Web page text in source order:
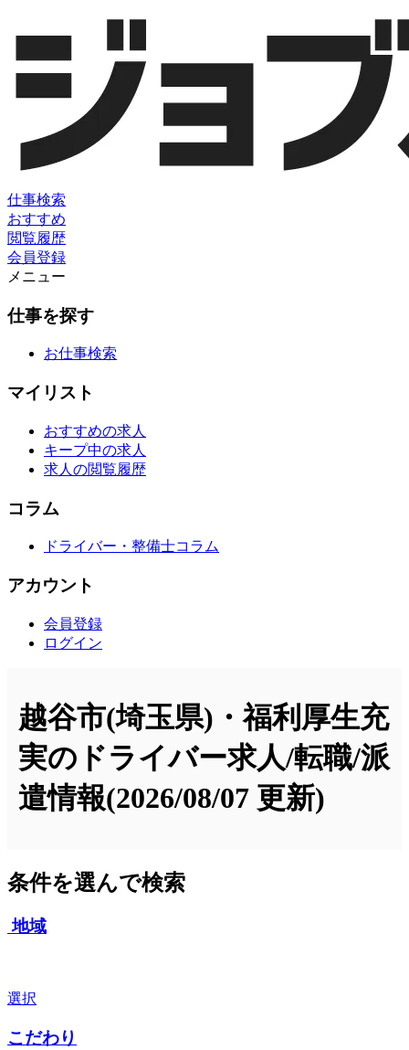
仕事検索
おすすめ
閲覧履歴
会員登録
メニュー
仕事を探す
お仕事検索
マイリスト
おすすめの求人
キープ中の求人
求人の閲覧履歴
コラム
ドライバー・整備士コラム
アカウント
会員登録
ログイン
越谷市(埼玉県)・福利厚生充
実のドライバー求人/転職/派
遣情報(2026/08/07 更新)
条件を選んで検索
地域
選択
こだわり